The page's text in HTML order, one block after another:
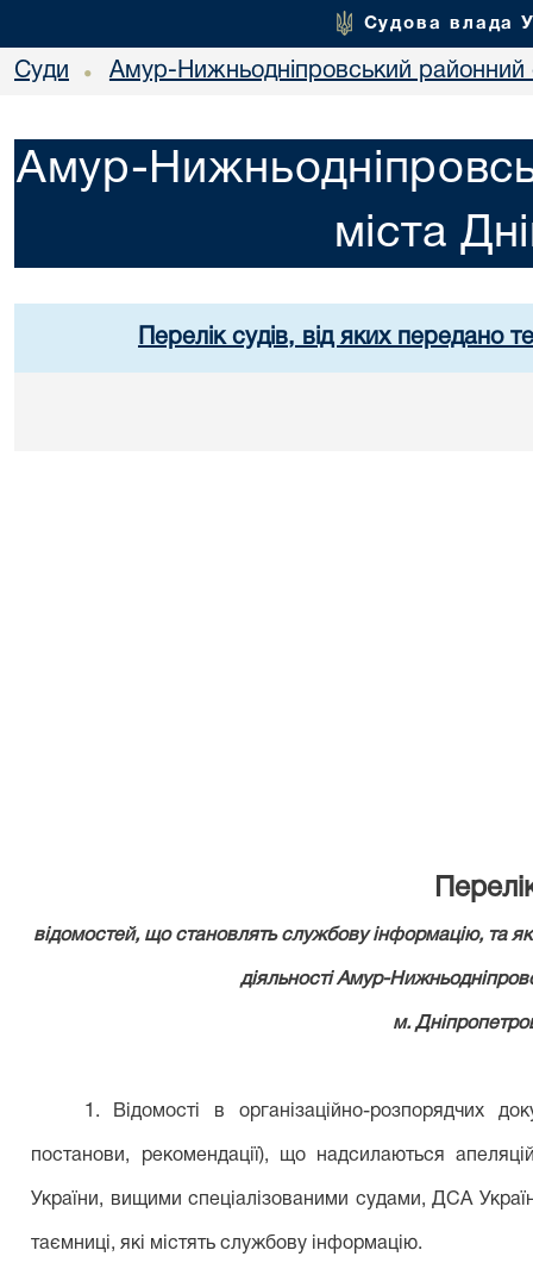
Судова влада
Суди • Амур-Нижньодніпровський районний
Амур-
міста
Перелік судів, від яких передано
відомостей, що становлять службову інформацію, та
діяльності Амур-
м.
1. Відомості в організаційно-розпорядчих
постанови, рекомендації), що надсилаються
України, вищими спеціалізованими судами, ДСА
таємниці, які містять службову інформацію.